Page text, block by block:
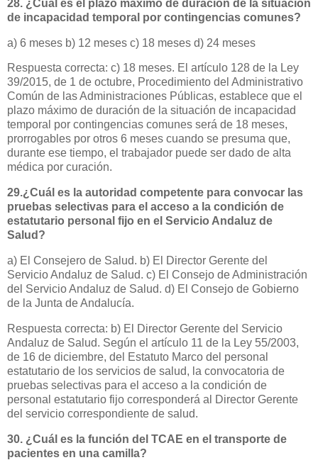
28. ¿Cuál es el plazo máximo de duración de la situación
de incapacidad temporal por contingencias comunes?
a) 6 meses b) 12 meses c) 18 meses d) 24 meses
Respuesta correcta: c) 18 meses. El artículo 128 de la Ley
39/2015, de 1 de octubre, Procedimiento del Administrativo
Común de las Administraciones Públicas, establece que el
plazo máximo de duración de la situación de incapacidad
temporal por contingencias comunes será de 18 meses,
prorrogables por otros 6 meses cuando se presuma que,
durante ese tiempo, el trabajador puede ser dado de alta
médica por curación.
29.¿Cuál es la autoridad competente para convocar las
pruebas selectivas para el acceso a la condición de
estatutario personal fijo en el Servicio Andaluz de
Salud?
a) El Consejero de Salud. b) El Director Gerente del
Servicio Andaluz de Salud. c) El Consejo de Administración
del Servicio Andaluz de Salud. d) El Consejo de Gobierno
de la Junta de Andalucía.
Respuesta correcta: b) El Director Gerente del Servicio
Andaluz de Salud. Según el artículo 11 de la Ley 55/2003,
de 16 de diciembre, del Estatuto Marco del personal
estatutario de los servicios de salud, la convocatoria de
pruebas selectivas para el acceso a la condición de
personal estatutario fijo corresponderá al Director Gerente
del servicio correspondiente de salud.
30. ¿Cuál es la función del TCAE en el transporte de
pacientes en una camilla?